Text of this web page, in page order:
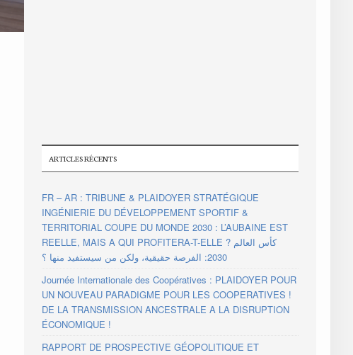
ARTICLES RÉCENTS
FR – AR : TRIBUNE & PLAIDOYER STRATÉGIQUE
INGÉNIERIE DU DÉVELOPPEMENT SPORTIF &
TERRITORIAL COUPE DU MONDE 2030 : L’AUBAINE EST
REELLE, MAIS A QUI PROFITERA-T-ELLE ? كأس العالم
2030: الفرصة حقيقية، ولكن من سيستفيد منها ؟
Journée Internationale des Coopératives : PLAIDOYER POUR
UN NOUVEAU PARADIGME POUR LES COOPERATIVES !
DE LA TRANSMISSION ANCESTRALE A LA DISRUPTION
ÉCONOMIQUE !
RAPPORT DE PROSPECTIVE GÉOPOLITIQUE ET